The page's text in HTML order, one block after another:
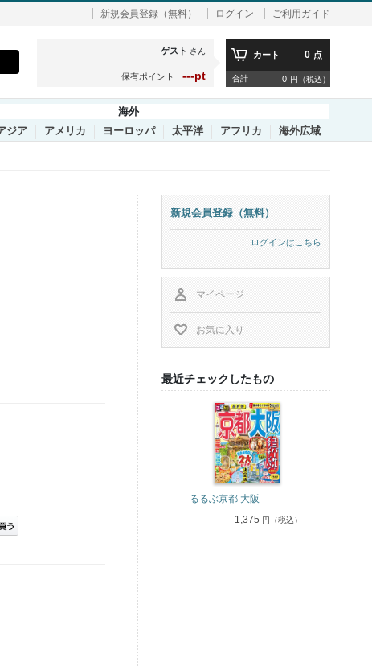
新規会員登録（無料） ログイン ご利用ガイド
ゲスト さん
保有ポイント ---pt
カート 0 点
合計 0 円（税込）
海外
ジア アメリカ ヨーロッパ 太平洋 アフリカ 海外広域
新規会員登録（無料）
ログインはこちら
マイページ
お気に入り
最近チェックしたもの
るるぶ京都 大阪
1,375 円（税込）